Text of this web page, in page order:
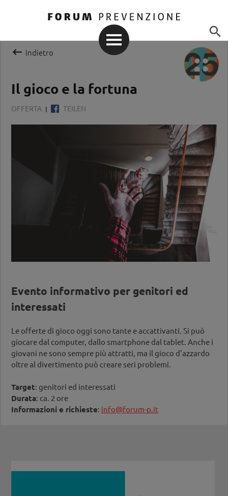

 Indietro
Il gioco e la fortuna
OFFERTA TEILEN
Evento informativo per genitori ed
interessati
Le offerte di gioco oggi sono tante e accattivanti. Si può
giocare dal computer, dallo smartphone dal tablet. Anche i
giovani ne sono sempre più attratti, ma il gioco d'azzardo
oltre al divertimento può creare seri problemi.
Target: genitori ed interessati
Durata: ca. 2 ore
Informazioni e richieste: info@forum-p.it